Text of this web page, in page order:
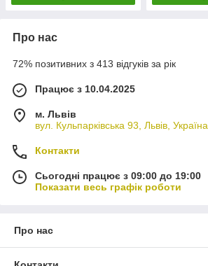
Про нас
72% позитивних з 413 відгуків за рік
Працює з 10.04.2025
м. Львів
вул. Кульпарківська 93, Львів, Україна
Контакти
Сьогодні працює з 09:00 до 19:00
Показати весь графік роботи
Про нас